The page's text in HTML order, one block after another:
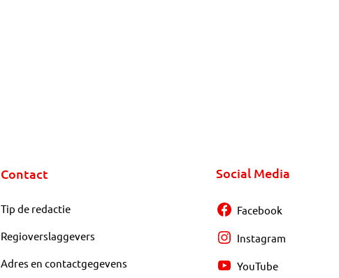
Contact
Tip de redactie
Regioverslaggevers
Adres en contactgegevens
Social Media
Facebook
Instagram
YouTube